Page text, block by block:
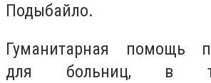
Подыбайло.
Гуманитарная помощь
для больниц, в